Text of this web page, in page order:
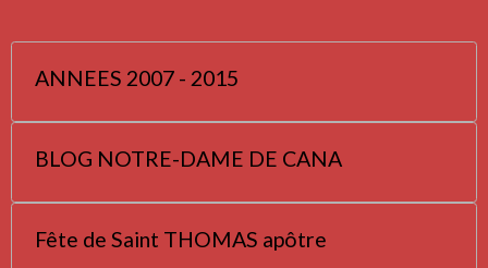
ANNEES 2007 - 2015
BLOG NOTRE-DAME DE CANA
Fête de Saint THOMAS apôtre